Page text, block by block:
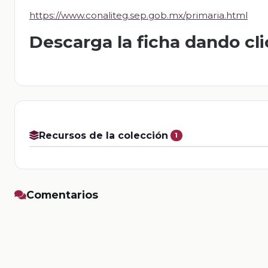
https://www.conaliteg.sep.gob.mx/primaria.html
Descarga la ficha dando
Recursos de la colección 1
Comentarios